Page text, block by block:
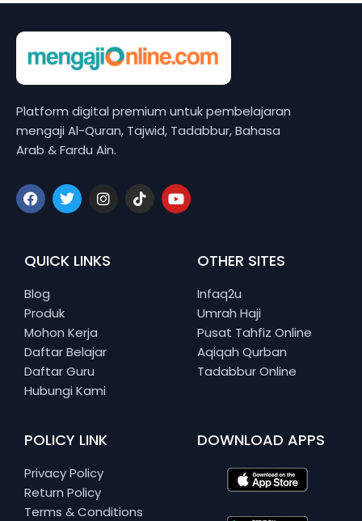
Platform digital premium untuk pembelajaran
mengaji Al-Quran, Tajwid, Tadabbur, Bahasa
Arab & Fardu Ain.
QUICK LINKS
Blog
Produk
Mohon Kerja
Daftar Belajar
Daftar Guru
Hubungi Kami
OTHER SITES
Infaq2u
Umrah Haji
Pusat Tahfiz Online
Aqiqah Qurban
Tadabbur Online
POLICY LINK
Privacy Policy
Return Policy
Terms & Conditions
DOWNLOAD APPS